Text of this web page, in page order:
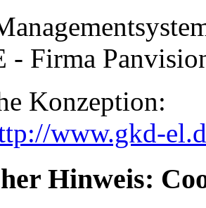
- Firma
Konzeption:
www.gkd-
Hinweis: